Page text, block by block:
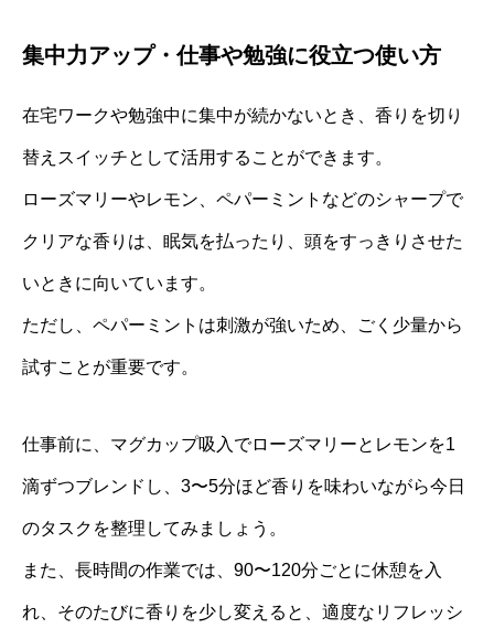
集中力アップ・仕事や勉強に役立つ使い方
在宅ワークや勉強中に集中が続かないとき、香りを切り
替えスイッチとして活用することができます。
ローズマリーやレモン、ペパーミントなどのシャープで
クリアな香りは、眠気を払ったり、頭をすっきりさせた
いときに向いています。
ただし、ペパーミントは刺激が強いため、ごく少量から
試すことが重要です。
仕事前に、マグカップ吸入でローズマリーとレモンを1
滴ずつブレンドし、3〜5分ほど香りを味わいながら今日
のタスクを整理してみましょう。
また、長時間の作業では、90〜120分ごとに休憩を入
れ、そのたびに香りを少し変えると、適度なリフレッシ